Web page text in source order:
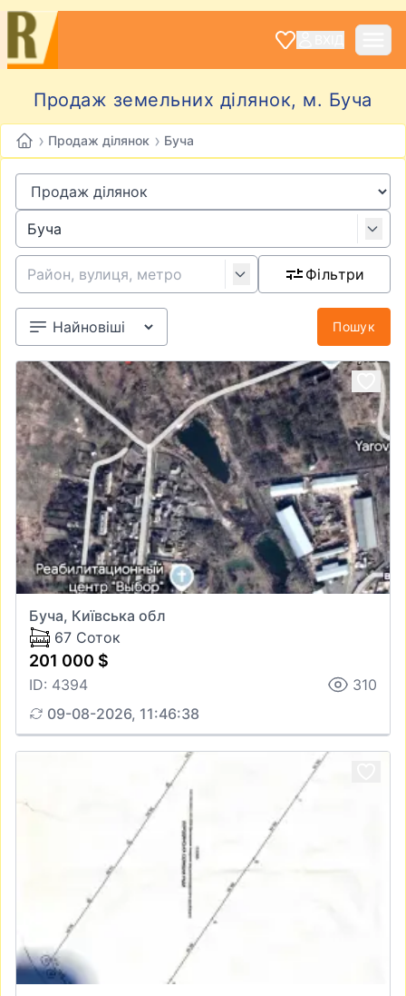
Продаж земельних ділянок, м. Буча
› Продаж ділянок › Буча
Фільтри
Пошук
Буча, Київська обл
67 Соток
201 000 $
ID: 4394
310
09-08-2026, 11:46:38